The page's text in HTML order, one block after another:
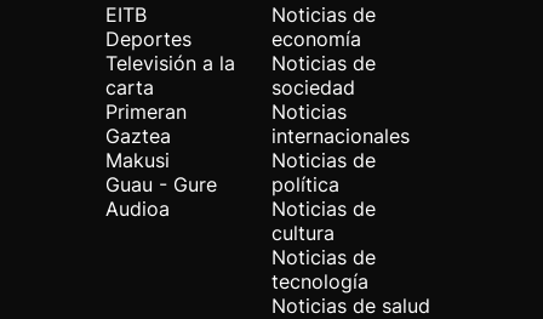
EITB
Deportes
Televisión a la
carta
Primeran
Gaztea
Makusi
Guau - Gure
Audioa
Noticias de
economía
Noticias de
sociedad
Noticias
internacionales
Noticias de
política
Noticias de
cultura
Noticias de
tecnología
Noticias de salud